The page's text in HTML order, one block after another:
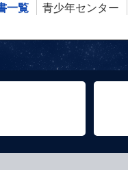
一覧
青少年センター